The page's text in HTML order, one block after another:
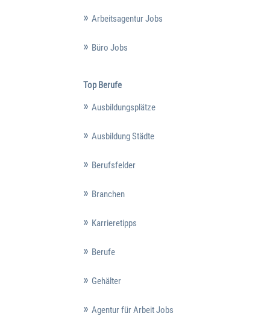
Arbeitsagentur Jobs
Büro Jobs
Top Berufe
Ausbildungsplätze
Ausbildung Städte
Berufsfelder
Branchen
Karrieretipps
Berufe
Gehälter
Agentur für Arbeit Jobs